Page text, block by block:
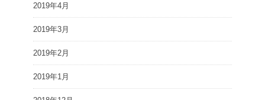
2019年4月
2019年3月
2019年2月
2019年1月